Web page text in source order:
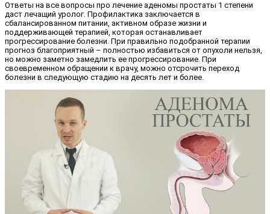
Ответы на все вопросы про лечение аденомы простаты 1 степени
даст лечащий уролог. Профилактика заключается в
сбалансированном питании, активном образе жизни и
поддерживающей терапией, которая останавливает
прогрессирование болезни. При правильно подобранной терапии
прогноз благоприятный – полностью избавиться от опухоли нельзя,
но можно заметно замедлить ее прогрессирование. При
своевременном обращении к врачу, можно отсрочить переход
болезни в следующую стадию на десять лет и более.